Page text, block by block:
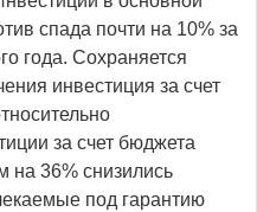
спада почти на 10% за
года. Сохраняется
инвестиция за счет
за счет бюджета
на 36% снизились
под гарантию